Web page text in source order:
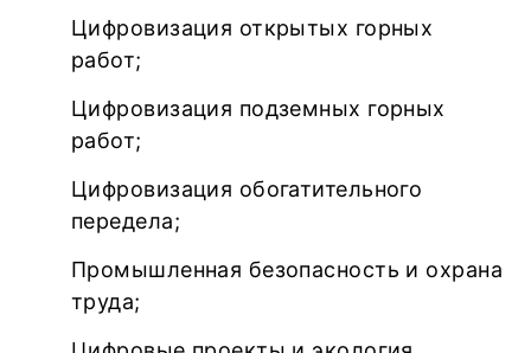
Цифровизация открытых горных
работ;
Цифровизация подземных горных
работ;
Цифровизация обогатительного
передела;
Промышленная безопасность и охрана
труда;